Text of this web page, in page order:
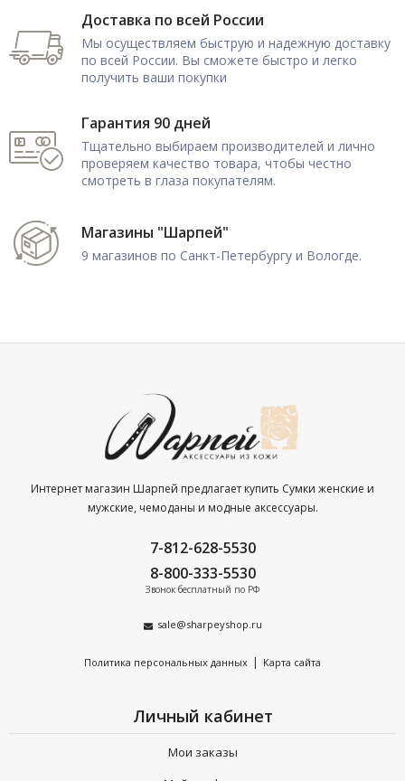
Доставка по всей России
Мы осуществляем быструю и надежную доставку
по всей России. Вы сможете быстро и легко
получить ваши покупки
Гарантия 90 дней
Тщательно выбираем производителей и лично
проверяем качество товара, чтобы честно
смотреть в глаза покупателям.
Магазины "Шарпей"
9 магазинов по Санкт-Петербургу и Вологде.
Интернет магазин Шарпей предлагает купить Сумки женские и
мужские, чемоданы и модные аксессуары.
7-812-628-5530
8-800-333-5530
Звонок бесплатный по РФ
sale@sharpeyshop.ru
Политика персональных данных | Карта сайта
Личный кабинет
Мои заказы